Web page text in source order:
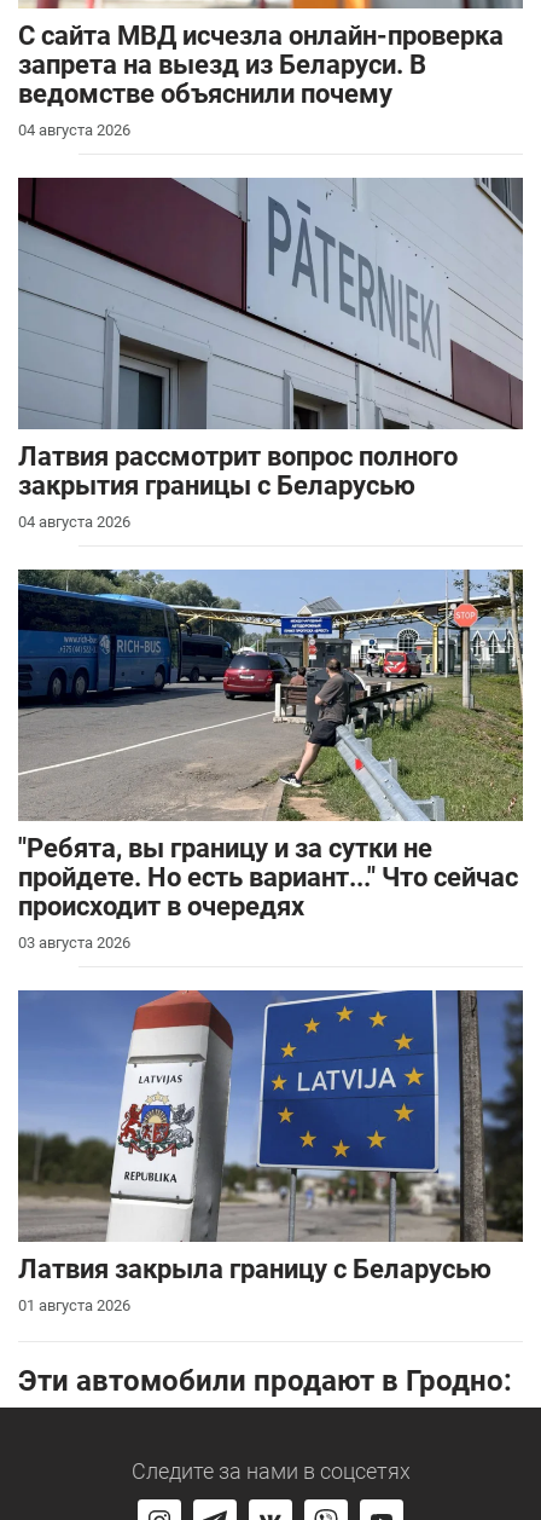
С сайта МВД исчезла онлайн-проверка
запрета на выезд из Беларуси. В
ведомстве объяснили почему
04 августа 2026
Латвия рассмотрит вопрос полного
закрытия границы с Беларусью
04 августа 2026
"Ребята, вы границу и за сутки не
пройдете. Но есть вариант..." Что сейчас
происходит в очередях
03 августа 2026
Латвия закрыла границу с Беларусью
01 августа 2026
Эти автомобили продают в Гродно:
Следите за нами в соцсетях